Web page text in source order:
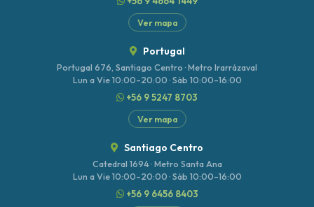
Ver mapa
Portugal
Portugal 676, Santiago Centro · Metro Irarrázaval
Lun a Vie 10:00–20:00 · Sáb 10:00–16:00
+56 9 5247 8703
Ver mapa
Santiago Centro
Catedral 1694 · Metro Santa Ana
Lun a Vie 10:00–20:00 · Sáb 10:00–16:00
+56 9 6456 8403